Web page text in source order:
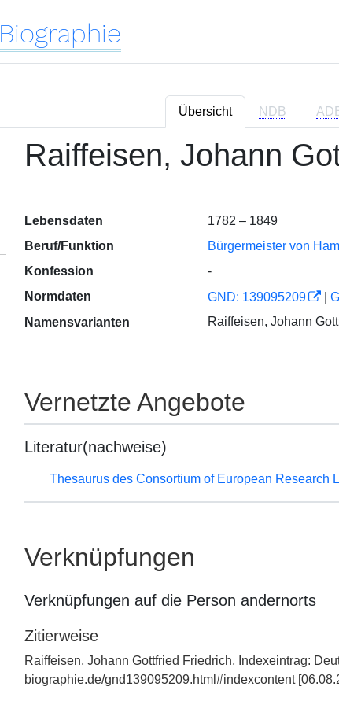
Biographie
Übersicht NDB
Raiffeisen, Johann
Lebensdaten
1782 – 1849
Beruf/Funktion
Bürgermeister von
Konfession
-
Normdaten
GND: 139095209
Namensvarianten
Raiffeisen, Johann
Vernetzte Angebote
Literatur(nachweise)
Thesaurus des Consortium of European Research
Verknüpfungen
Verknüpfungen auf die Person andernorts
Zitierweise
Raiffeisen, Johann Gottfried Friedrich, Indexeintrag:
biographie.de/gnd139095209.html#indexcontent